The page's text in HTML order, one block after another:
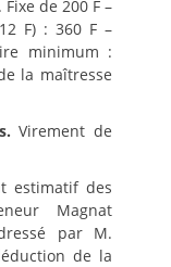
de 200 F –
F) : 360 F –
minimum :
la maîtresse
Virement de
estimatif des
Magnat
par M.
de la